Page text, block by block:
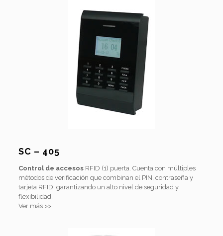
SC – 405
Control de accesosRFID (1) puerta. Cuenta con múltiples
métodos de verificación que combinan el PIN, contraseña y
tarjeta RFID, garantizando un alto nivel de seguridad y
flexibilidad.
Ver más >>